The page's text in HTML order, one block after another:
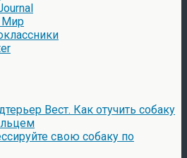
Вест. Как отучить собаку
свою собаку по